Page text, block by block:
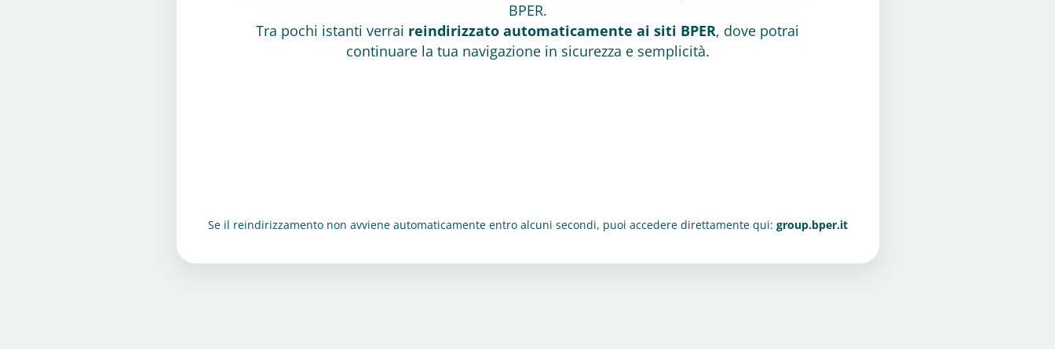
BPER.
Tra pochi istanti verrai reindirizzato automaticamente ai siti BPER, dove potrai
continuare la tua navigazione in sicurezza e semplicità.
Se il reindirizzamento non avviene automaticamente entro alcuni secondi, puoi accedere direttamente qui: group.bper.it